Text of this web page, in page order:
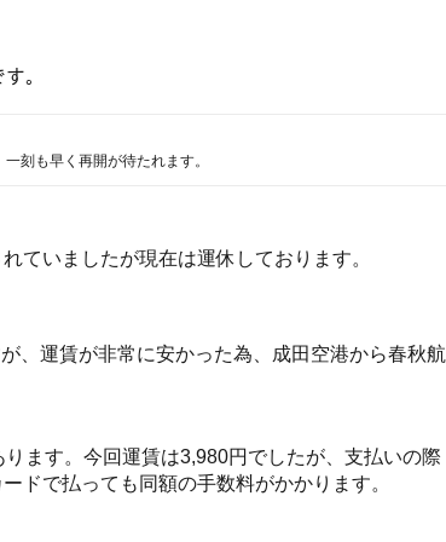
。
刻も早く再開が待たれます。
ていましたが現在は運休しております。
、運賃が非常に安かった為、成田空港から春秋航
ます。今回運賃は3,980円でしたが、支払いの際
ドで払っても同額の手数料がかかります。